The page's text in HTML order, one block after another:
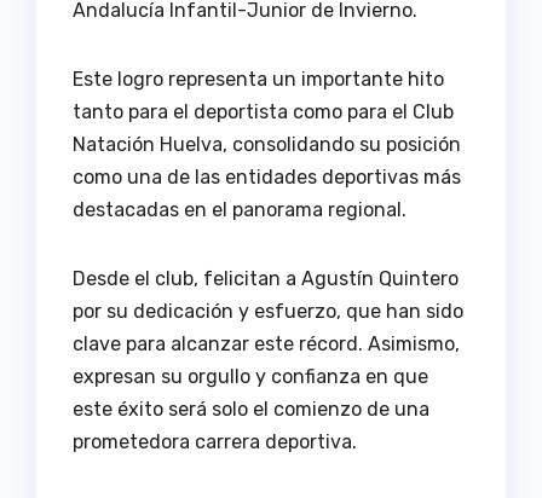
Andalucía Infantil-Junior de Invierno.
Este logro representa un importante hito
tanto para el deportista como para el Club
Natación Huelva, consolidando su posición
como una de las entidades deportivas más
destacadas en el panorama regional.
Desde el club, felicitan a Agustín Quintero
por su dedicación y esfuerzo, que han sido
clave para alcanzar este récord. Asimismo,
expresan su orgullo y confianza en que
este éxito será solo el comienzo de una
prometedora carrera deportiva.